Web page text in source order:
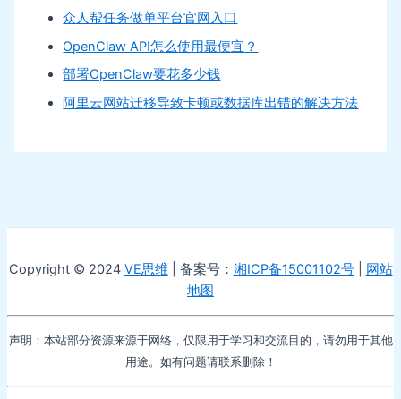
众人帮任务做单平台官网入口
OpenClaw API怎么使用最便宜？
部署OpenClaw要花多少钱
阿里云网站迁移导致卡顿或数据库出错的解决方法
Copyright © 2024 VE思维 | 备案号： 湘ICP备15001102号| 网站
地图
声明：本站部分资源来源于网络，仅限用于学习和交流目的，请勿用于其他
用途。如有问题请联系删除！